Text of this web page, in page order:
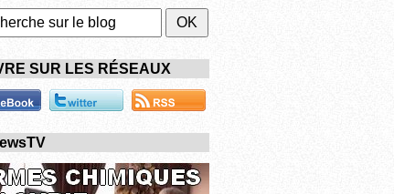
SUR LES RÉSEAUX